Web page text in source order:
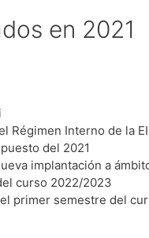
en 2021
Régimen Interno de la
del 2021
implantación a
curso 2022/2023
primer semestre del